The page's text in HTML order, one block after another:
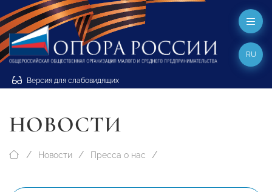
Версия для слабовидящих
RU
НОВОСТИ
Новости Пресса о нас